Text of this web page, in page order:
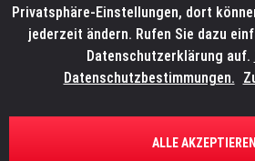
ÜBERSICHT ERSATZTEILE
Privatsphäre-Einstellungen, dort
jederzeit ändern. Rufen Sie dazu
Datenschutzerklärung auf.
Datenschutzbestimmungen.
ALLE AKZEPTIEREN